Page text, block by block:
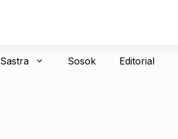
Sastra Sosok Editorial